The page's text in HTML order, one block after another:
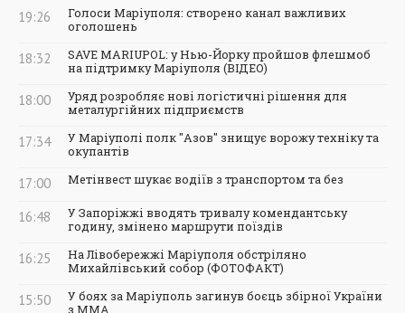
19:26
Голоси Маріуполя: створено канал важливих
оголошень
18:32
SAVE MARIUPOL: у Нью-Йорку пройшов флешмоб
на підтримку Маріуполя (ВІДЕО)
18:00
Уряд розробляє нові логістичні рішення для
металургійних підприємств
17:34
У Маріуполі полк "Азов" знищує ворожу техніку та
окупантів
17:00 Метінвест шукає водіїв з транспортом та без
16:48
У Запоріжжі вводять тривалу комендантську
годину, змінено маршрути поїздів
16:25
На Лівобережжі Маріуполя обстріляно
Михайлівський собор (ФОТОФАКТ)
15:50
У боях за Маріуполь загинув боєць збірної України
з ММА